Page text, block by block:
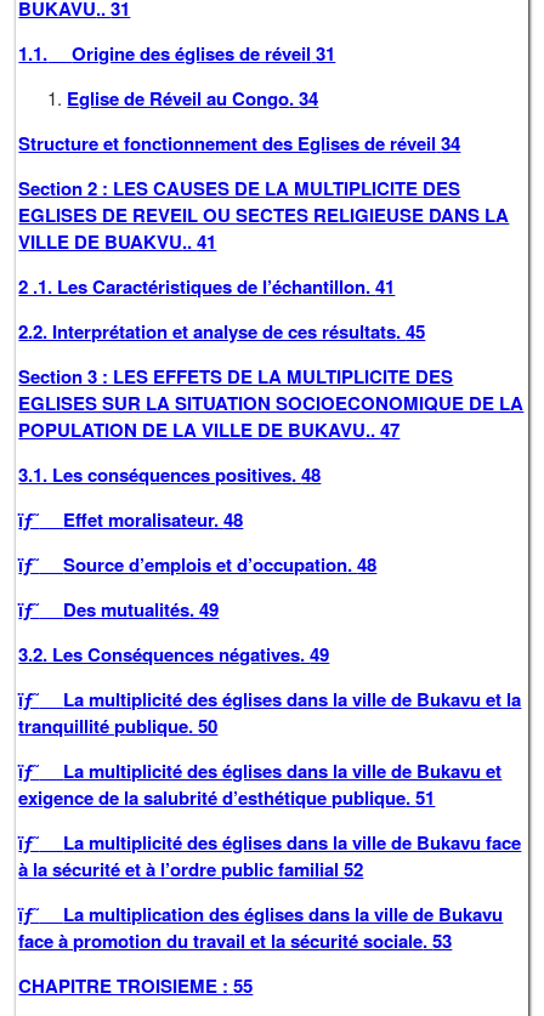
BUKAVU..31
1.1.
Origine des églises de réveil 31
Eglise de Réveil au Congo.34
Structure et fonctionnement des Eglises de réveil 34
Section 2 : LES CAUSES DE LA MULTIPLICITE DES
EGLISES DE REVEIL OU SECTES RELIGIEUSE DANS LA
VILLE DE BUAKVU..41
2 .1. Les Caractéristiques de l’échantillon.41
2.2. Interprétation et analyse de ces résultats.45
Section 3 : LES EFFETS DE LA MULTIPLICITE DES
EGLISES SUR LA SITUATION SOCIOECONOMIQUE DE LA
POPULATION DE LA VILLE DE BUKAVU..47
3.1. Les conséquences positives.48
ïƒ˜
Effet moralisateur.48
ïƒ˜
Source d’emplois et d’occupation.48
ïƒ˜
Des mutualités.49
3.2. Les Conséquences négatives.49
ïƒ˜
La multiplicité des églises dans la ville de Bukavu et la
tranquillité publique.50
ïƒ˜
La multiplicité des églises dans la ville de Bukavu et
exigence de la salubrité d’esthétique publique.51
ïƒ˜
La multiplicité des églises dans la ville de Bukavu face
à la sécurité et à l’ordre public familial 52
ïƒ˜
La multiplication des églises dans la ville de Bukavu
face à promotion du travail et la sécurité sociale.53
CHAPITRE TROISIEME : 55